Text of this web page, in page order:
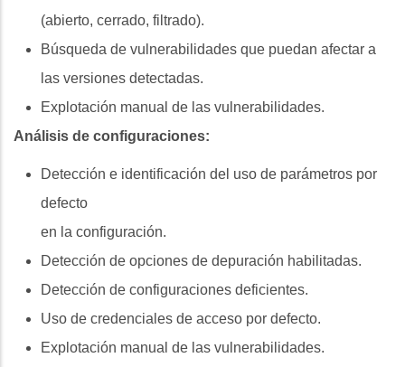
(abierto, cerrado, filtrado).
Búsqueda de vulnerabilidades que puedan afectar a
las versiones detectadas.
Explotación manual de las vulnerabilidades.
Análisis de configuraciones:
Detección e identificación del uso de parámetros por
defecto
en la configuración.
Detección de opciones de depuración habilitadas.
Detección de configuraciones deficientes.
Uso de credenciales de acceso por defecto.
Explotación manual de las vulnerabilidades.